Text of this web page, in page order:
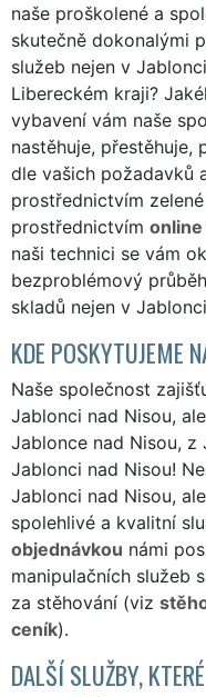
naše proškolené a
skutečně dokonalými
služeb nejen v
Libereckém kraji?
vybavení vám naše
nastěhuje, přestěhuje,
dle vašich požadavků
prostřednictvím
prostřednictvím
naši technici se vám
bezproblémový
skladů nejen v
KDE POSKYTUJEME
Naše společnost
Jablonci nad Nisou,
Jablonce nad Nisou, z
Jablonci nad Nisou!
Jablonci nad Nisou,
spolehlivé a kvalitní
objednávkou námi
manipulačních služeb
za stěhování (viz
ceník).
DALŠÍ SLUŽBY,